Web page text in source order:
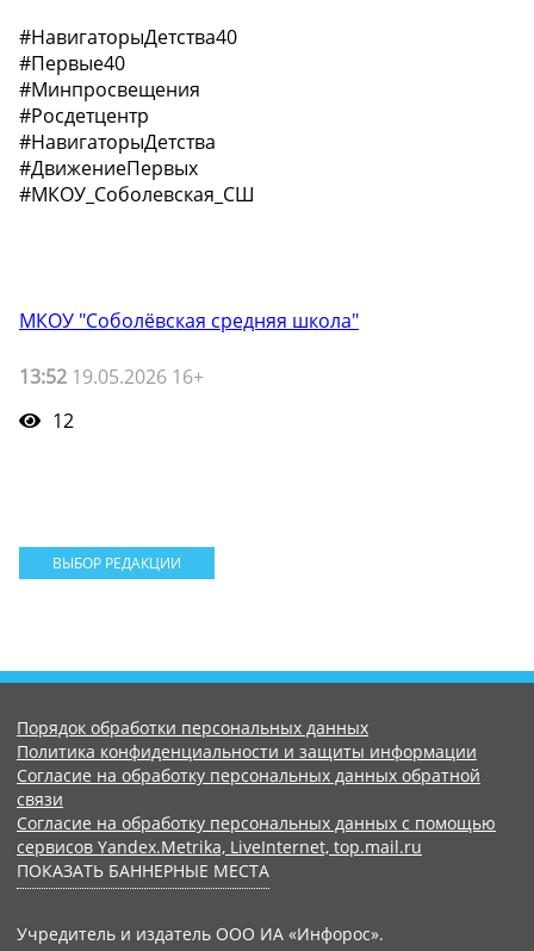
#НавигаторыДетства40
#Первые40
#Минпросвещения
#Росдетцентр
#НавигаторыДетства
#ДвижениеПервых
#МКОУ_Соболевская_СШ
МКОУ "Соболёвская средняя школа"
13:52 19.05.2026 16+
12
ВЫБОР РЕДАКЦИИ
Порядок обработки персональных данных
Политика конфиденциальности и защиты информации
Согласие на обработку персональных данных обратной
связи
Согласие на обработку персональных данных с помощью
сервисов Yandex.Metrika, LiveInternet, top.mail.ru
ПОКАЗАТЬ БАННЕРНЫЕ МЕСТА
Учредитель и издатель ООО ИА «Инфорос».